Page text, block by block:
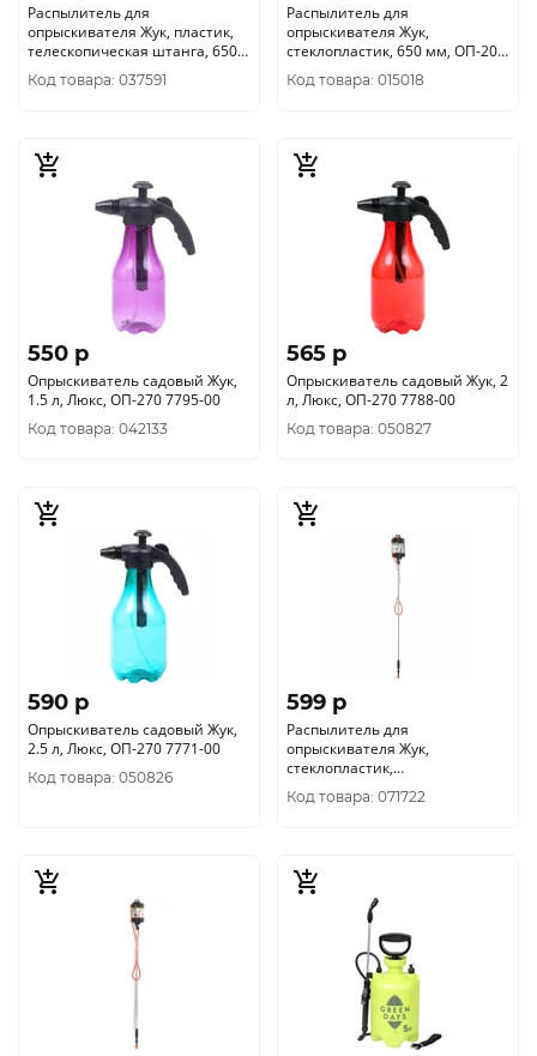
Распылитель для
опрыскивателя Жук, пластик,
телескопическая штанга, 650-
970 мм, 1458-00
Код товара: 037591
Распылитель для
опрыскивателя Жук,
стеклопластик, 650 мм, ОП-208,
5547-00
Код товара: 015018
550 p
Опрыскиватель садовый Жук,
1.5 л, Люкс, ОП-270 7795-00
Код товара: 042133
565 p
Опрыскиватель садовый Жук, 2
л, Люкс, ОП-270 7788-00
Код товара: 050827
590 p
Опрыскиватель садовый Жук,
2.5 л, Люкс, ОП-270 7771-00
Код товара: 050826
599 p
Распылитель для
опрыскивателя Жук,
стеклопластик,
телескопическая штанга, 1260-
2200 мм, 3666-00
Код товара: 071722